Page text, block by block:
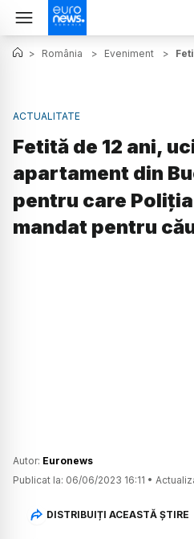
> România > Eveniment >
ACTUALITATE
Fetită de 12 ani,
apartament din
pentru care
mandat pentru
Autor: Euronews
Publicat la: 06/06/2023 16:11 •
DISTRIBUIȚI ACEASTĂ ȘTIRE